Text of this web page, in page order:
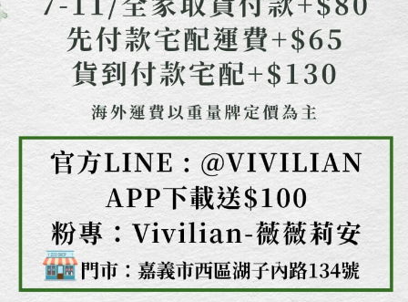
【注意事項】
１．透過由恩沛科技股份有限公司提供之「AFTEE先享後付」服務完成之交
易，需依本服務之必要範圍內提供個人資料，並將交易相關給付款項請求債
權轉讓予恩沛科技股份有限公司。
２．關於個人資料處理事宜，請瀏覽以下網址：
https://aftee.tw/terms/#terms3
３．未成年的使用者請事先徵得法定代理人或監護人之同意方可使用
「AFTEE先享後付」，若未經同意申辦者引起之損失，本公司不負相關責
４．使用「AFTEE先享後付」時，將依據個別帳號之用戶狀況，依本公司即
時審查核予不同之上限額度；若仍有額度不足之情形，本公司將視審查結果
請求用戶進行身份認證。
５．嚴禁一人註冊多個帳號或使用他人資訊註冊。若發現惡意使用之情形，
恩沛科技股份有限公司將有權停止該用戶之使用額度並採取法律行動。
每筆NT$130，滿NT$1,500(含以上)免運費
海外配送 查看運費